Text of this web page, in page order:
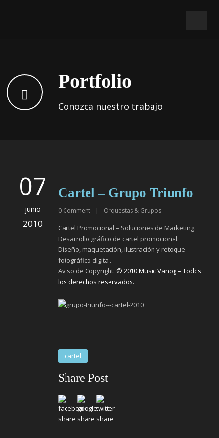
Portfolio
Conozca nuestro trabajo
07
junio
2010
Cartel – Grupo Triunfo
0 Comment | Orquestas & Grupos
Cartel Promocional – Soluciones de Marketing.
Desarrollo gráfico de cartel promocional.
Diseño, maquetación, ilustración y retoque
fotográfico digital.
Aviso de Copyright: © 2010 Music Vanog – Todos
los derechos reservados.
cartel
Share Post